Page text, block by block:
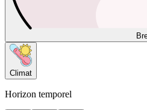
Climat
Horizon temporel